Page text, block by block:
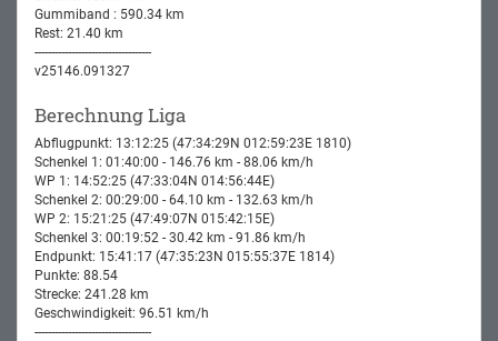
Gummiband : 590.34 km
Rest: 21.40 km
-----------------------------------
v25146.091327
Berechnung Liga
Abflugpunkt: 13:12:25 (47:34:29N 012:59:23E 1810)
Schenkel 1: 01:40:00 - 146.76 km - 88.06 km/h
WP 1: 14:52:25 (47:33:04N 014:56:44E)
Schenkel 2: 00:29:00 - 64.10 km - 132.63 km/h
WP 2: 15:21:25 (47:49:07N 015:42:15E)
Schenkel 3: 00:19:52 - 30.42 km - 91.86 km/h
Endpunkt: 15:41:17 (47:35:23N 015:55:37E 1814)
Punkte: 88.54
Strecke: 241.28 km
Geschwindigkeit: 96.51 km/h
-----------------------------------